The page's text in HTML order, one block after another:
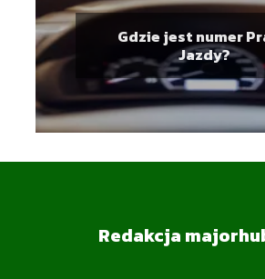
Gdzie jest numer
Jazdy?
Redakcja